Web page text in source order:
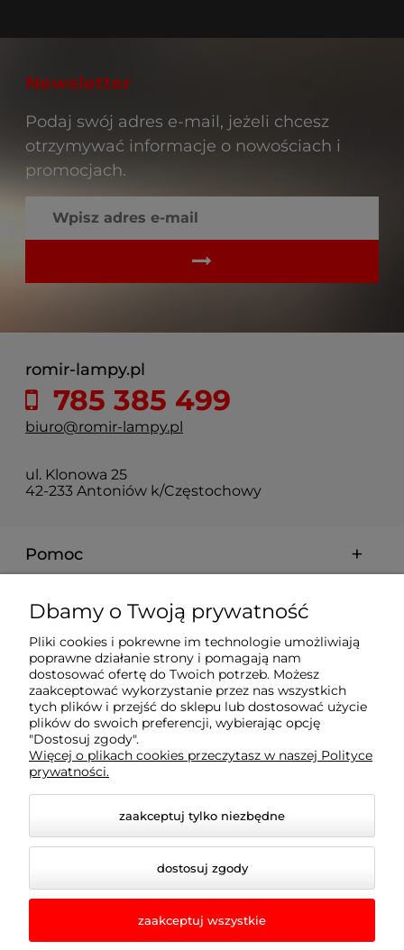
Newsletter
Podaj swój adres e-mail, jeżeli chcesz
otrzymywać informacje o nowościach i
promocjach.
romir-lampy.pl
785 385 499
biuro@romir-lampy.pl
ul. Klonowa 25
42-233 Antoniów k/Częstochowy
Pomoc
Moje konto
Płatności i dostawa
Informacje
O nas
Dbamy o Twoją prywatność
Pliki cookies i pokrewne im technologie umożliwiają
poprawne działanie strony i pomagają nam
dostosować ofertę do Twoich potrzeb. Możesz
zaakceptować wykorzystanie przez nas wszystkich
tych plików i przejść do sklepu lub dostosować użycie
plików do swoich preferencji, wybierając opcję
"Dostosuj zgody".
Więcej o plikach cookies przeczytasz w naszej Polityce
prywatności.
zaakceptuj tylko niezbędne
dostosuj zgody
zaakceptuj wszystkie